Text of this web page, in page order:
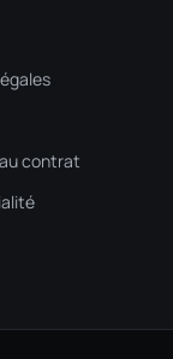
contrat